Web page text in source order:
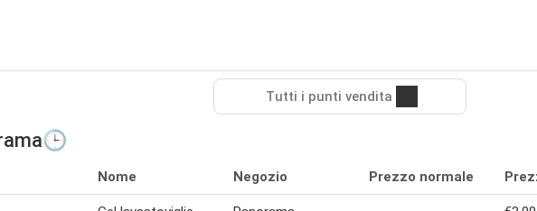
Tutti i punti vendita
Nome Negozio Prezzo normale